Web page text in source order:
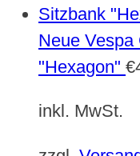
Neue
"Hexagon" €
inkl. MwSt.